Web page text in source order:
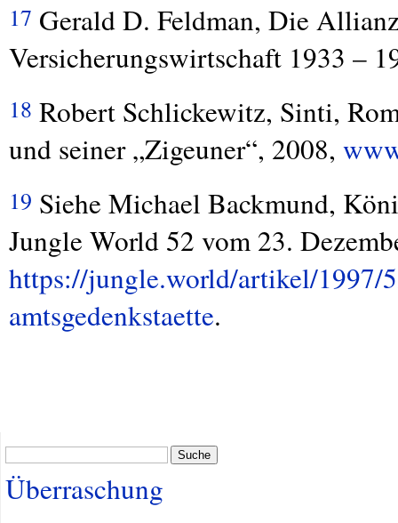
17 Gerald D. Feldman, Die
Versicherungswirtschaft 1933 –
18 Robert Schlickewitz, Sinti,
und seiner „Zigeuner“, 2008,
19 Siehe Michael Backmund,
Jungle World 52 vom 23.
https://jungle.world/artikel/1997/
amtsgedenkstaette.
Suche
Überraschung